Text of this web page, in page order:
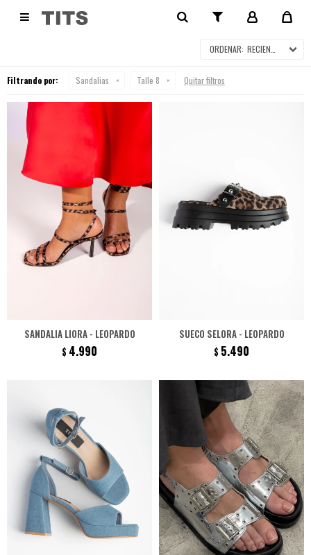
 SANDALIAS
RECIENTES
Filtrando por: Sandalias Talle 8 Quitar filtros
SANDALIA LIORA - LEOPARDO
$ 4.990
SUECO SELORA - LEOPARDO
$ 5.490